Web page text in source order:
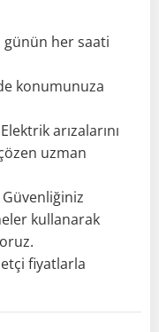
her saati
konumunuza
Elektrik arızalarını
uzman
Güvenliğiniz
kullanarak
fiyatlarla